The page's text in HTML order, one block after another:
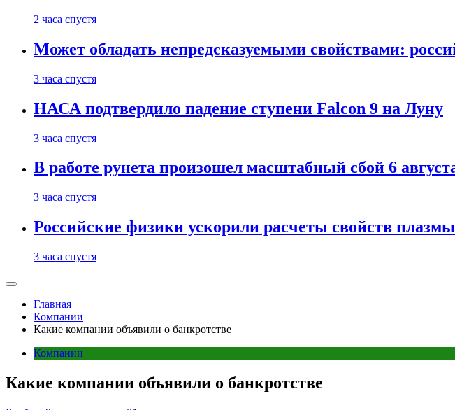
2 часа спустя
Может обладать непредсказуемыми свойствами:
3 часа спустя
НАСА подтвердило падение ступени Falcon 9 на Луну
3 часа спустя
В работе рунета произошел масштабный сбой 6
3 часа спустя
Российские физики ускорили расчеты свойств
3 часа спустя
Главная
Компании
Какие компании объявили о банкротстве
Компании
Какие компании объявили о банкротстве